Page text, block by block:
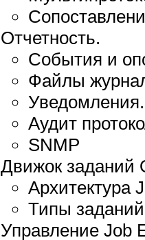
Отчетность.
События и
Файлы
Уведомления.
Аудит
SNMP
Движок заданий
Архитектура
Типы
Управление Job